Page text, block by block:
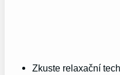
Zkuste relaxační